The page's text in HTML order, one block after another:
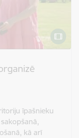
īpašnieku
kā arī